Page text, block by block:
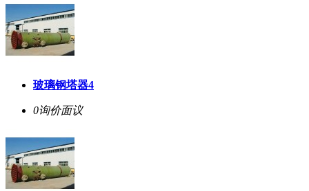
玻璃钢塔器4
0询价面议